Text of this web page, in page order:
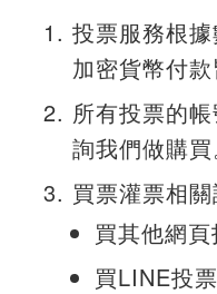
投票服務根
加密貨幣付款
所有投票的
詢我們做購買
買票灌票相關
買其他網
買LINE投